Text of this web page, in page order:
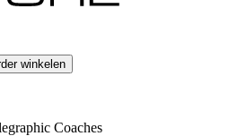
winkelen
Coaches